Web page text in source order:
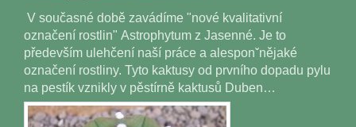
V současné době zavádíme "nové kvalitativní
označení rostlin" Astrophytum z Jasenné. Je to
především ulehčení naší práce a alesponˇnějaké
označení rostliny. Tyto kaktusy od prvního dopadu pylu
na pestík vznikly v pěstírně kaktusů Duben…